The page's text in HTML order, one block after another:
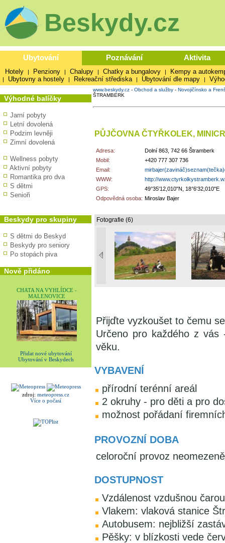
Beskydy.cz
Ubytování Poznávání Aktivita
Hotely | Penziony | Chalupy | Chatky a bungalovy | Kempy a
| Ubytovny a hostely | Rekreační střediska | Ubytování dle mapy |
Výhodné balíčky
Jarní pobyty
Letní dovolená
Podzim levněji
Zimní dovolená
Wellness pobyty
Aktivní pobyty
Romantika pro dva
S dětmi
Senioři
Beskydy pro skupiny
S dětmi do Beskyd
Beskydy pro seniory
Po stopách piva
Nově přidáno
CHATA NA VYHLÍDCE -
MALENOVICE
Přidat nové ubytování
Ubytování v Beskydech
zdroj: meteopress.cz
Více o počasí
www.beskydy.cz - Obchod a služby - Novojičínsko a
ŠTRAMBERK
PŮJČOVNA ČTYŘKOLEK,
Adresa:
Dolní 863, 742 66 Štramberk
Mobil:
+420 777 307 736
Email:
WWW:
http://
GPS:
49°35'12,010"N, 18°6'32,010"E
Odpovědná osoba: Miroslav Bajer
Fotografie (6)
Přijďte vyzkoušet to čemu
Určeno pro každého z
věku.
VYBAVENÍ
přírodní terénní areál
2 okruhy - pro děti a pro
možnost pořádaní
PROVOZNÍ DOBA
celoroční provoz
DOSTUPNOST
Vzdálenost vzdušnou
Vlakem: vlaková stanice
Autobusem: nejbližší
Pěšky: v blízkosti vede